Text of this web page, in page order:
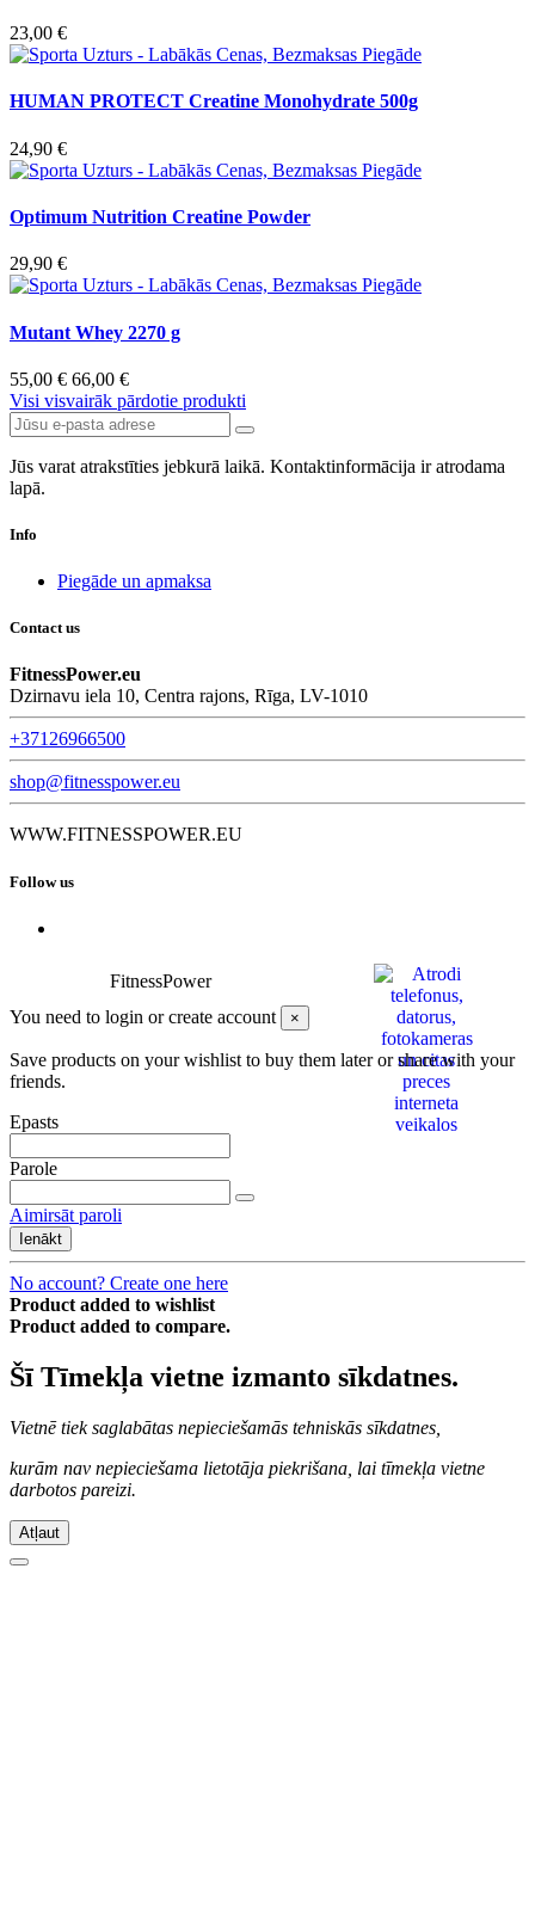
23,00 €
HUMAN PROTECT Creatine Monohydrate 500g
24,90 €
Optimum Nutrition Creatine Powder
29,90 €
Mutant Whey 2270 g
55,00 € 66,00 €
Visi visvairāk pārdotie produkti
Jūs varat atrakstīties jebkurā laikā. Kontaktinformācija ir atrodama
lapā.
Info
Piegāde un apmaksa
Contact us
FitnessPower.eu
Dzirnavu iela 10, Centra rajons, Rīga, LV-1010
+37126966500
shop@fitnesspower.eu
WWW.FITNESSPOWER.EU
Follow us
FitnessPower
You need to login or create account
×
Save products on your wishlist to buy them later or share with your
friends.
Epasts
Parole
Aimirsāt paroli
Ienākt
No account? Create one here
Product added to wishlist
Product added to compare.
Šī Tīmekļa vietne izmanto sīkdatnes.
Vietnē tiek saglabātas nepieciešamās tehniskās sīkdatnes,
kurām nav nepieciešama lietotāja piekrišana, lai tīmekļa vietne
darbotos pareizi.
Atļaut